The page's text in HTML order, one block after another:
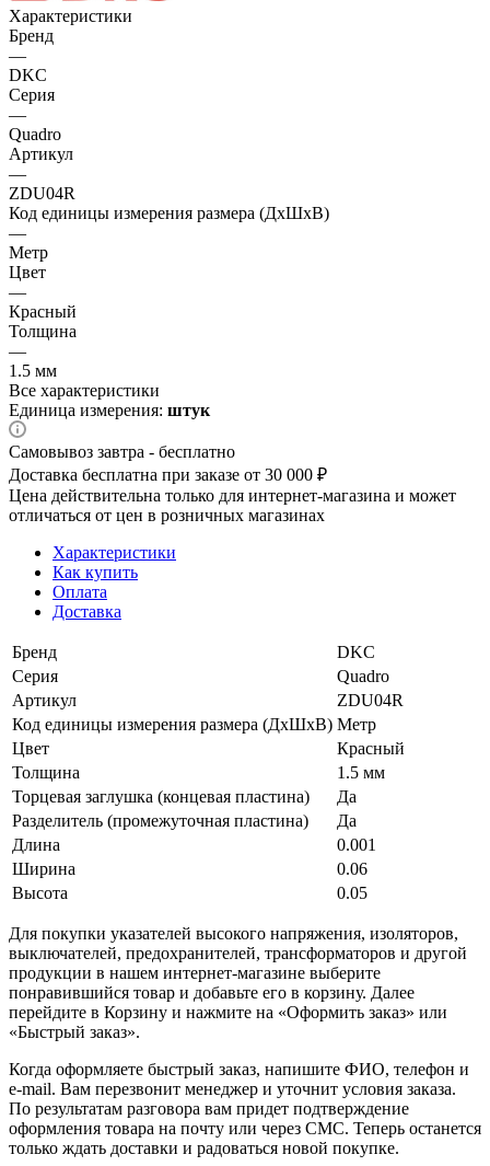
Характеристики
Бренд
—
DKC
Серия
—
Quadro
Артикул
—
ZDU04R
Код единицы измерения размера (ДхШхВ)
—
Метр
Цвет
—
Красный
Толщина
—
1.5 мм
Все характеристики
Единица измерения: штук
Самовывоз завтра - бесплатно
Доставка бесплатна при заказе от 30 000 ₽
Цена действительна только для интернет-магазина и может
отличаться от цен в розничных магазинах
Характеристики
Как купить
Оплата
Доставка
Бренд
DKC
Серия
Quadro
Артикул
ZDU04R
Код единицы измерения размера (ДхШхВ) Метр
Цвет
Красный
Толщина
1.5 мм
Торцевая заглушка (концевая пластина)
Да
Разделитель (промежуточная пластина)
Да
Длина
0.001
Ширина
0.06
Высота
0.05
Для покупки указателей высокого напряжения, изоляторов,
выключателей, предохранителей, трансформаторов и другой
продукции в нашем интернет-магазине выберите
понравившийся товар и добавьте его в корзину. Далее
перейдите в Корзину и нажмите на «Оформить заказ» или
«Быстрый заказ».
Когда оформляете быстрый заказ, напишите ФИО, телефон и
e-mail. Вам перезвонит менеджер и уточнит условия заказа.
По результатам разговора вам придет подтверждение
оформления товара на почту или через СМС. Теперь останется
только ждать доставки и радоваться новой покупке.